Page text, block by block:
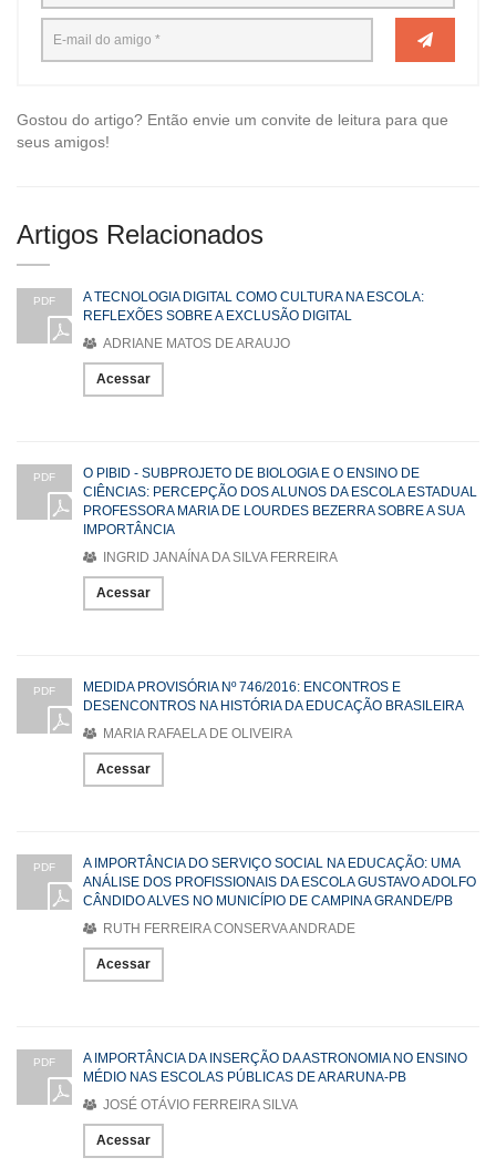
Gostou do artigo? Então envie um convite de leitura para que
seus amigos!
Artigos Relacionados
PDF
A TECNOLOGIA DIGITAL COMO CULTURA NA ESCOLA:
REFLEXÕES SOBRE A EXCLUSÃO DIGITAL
ADRIANE MATOS DE ARAUJO
Acessar
PDF
O PIBID - SUBPROJETO DE BIOLOGIA E O ENSINO DE
CIÊNCIAS: PERCEPÇÃO DOS ALUNOS DA ESCOLA ESTADUAL
PROFESSORA MARIA DE LOURDES BEZERRA SOBRE A SUA
IMPORTÂNCIA
INGRID JANAÍNA DA SILVA FERREIRA
Acessar
PDF
MEDIDA PROVISÓRIA Nº 746/2016: ENCONTROS E
DESENCONTROS NA HISTÓRIA DA EDUCAÇÃO BRASILEIRA
MARIA RAFAELA DE OLIVEIRA
Acessar
PDF
A IMPORTÂNCIA DO SERVIÇO SOCIAL NA EDUCAÇÃO: UMA
ANÁLISE DOS PROFISSIONAIS DA ESCOLA GUSTAVO ADOLFO
CÂNDIDO ALVES NO MUNICÍPIO DE CAMPINA GRANDE/PB
RUTH FERREIRA CONSERVA ANDRADE
Acessar
PDF
A IMPORTÂNCIA DA INSERÇÃO DA ASTRONOMIA NO ENSINO
MÉDIO NAS ESCOLAS PÚBLICAS DE ARARUNA-PB
JOSÉ OTÁVIO FERREIRA SILVA
Acessar